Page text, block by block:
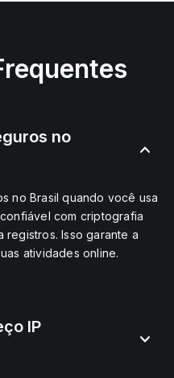
no
no Brasil quando você usa
confiável com criptografia
Isso garante a
atividades online.
IP